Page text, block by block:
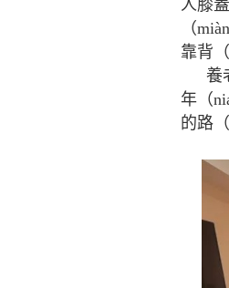
人膝
（
靠背
養
年（
的路